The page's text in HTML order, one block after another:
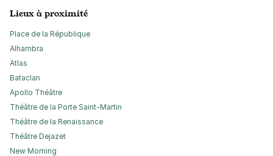
Lieux à proximité
Place de la République
Alhambra
Atlas
Bataclan
Apollo Théâtre
Théâtre de la Porte Saint-Martin
Théâtre de la Renaissance
Théâtre Dejazet
New Morning